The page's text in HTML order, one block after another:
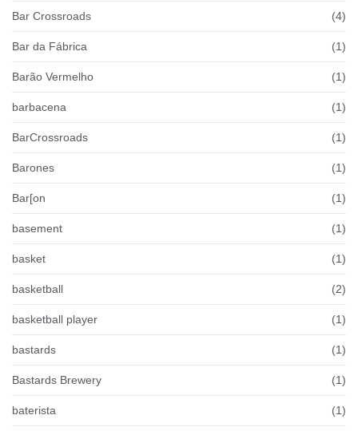
Bar Crossroads (4)
Bar da Fábrica (1)
Barão Vermelho (1)
barbacena (1)
BarCrossroads (1)
Barones (1)
Bar[on (1)
basement (1)
basket (1)
basketball (2)
basketball player (1)
bastards (1)
Bastards Brewery (1)
baterista (1)